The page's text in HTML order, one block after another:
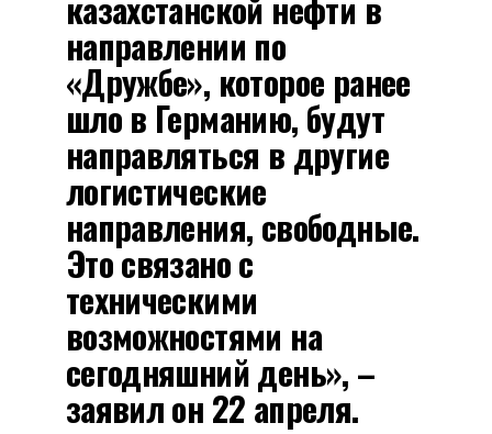
направлении по
«Дружбе», которое ранее
шло в Германию, будут
направляться в другие
логистические
направления, свободные.
Это связано с
техническими
возможностями на
сегодняшний день», –
заявил он 22 апреля.